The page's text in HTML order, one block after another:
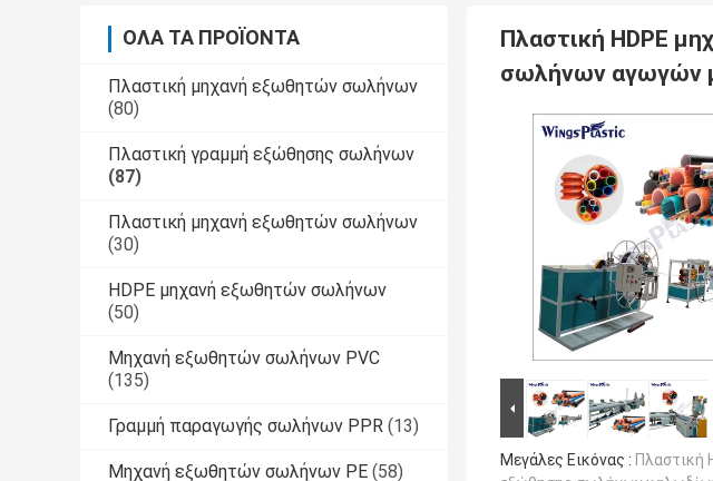
ΌΛΑ ΤΑ ΠΡΟΪΌΝΤΑ
Πλαστική μηχανή εξωθητών σωλήνων
(80)
Πλαστική γραμμή εξώθησης σωλήνων
(87)
Πλαστική μηχανή εξωθητών σωλήνων
(30)
HDPE μηχανή εξωθητών σωλήνων
(50)
Μηχανή εξωθητών σωλήνων PVC
(135)
Γραμμή παραγωγής σωλήνων PPR (13)
Μηχανή εξωθητών σωλήνων PE (58)
Πλαστική HDPE
σωλήνων αγωγών
Μεγάλες Εικόνας : Πλαστική